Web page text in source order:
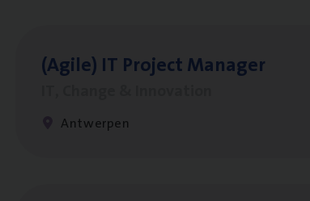
(Agi­le) IT Pro­ject Manager
Antwerpen